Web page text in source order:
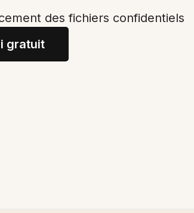
des fichiers confidentiels
gratuit